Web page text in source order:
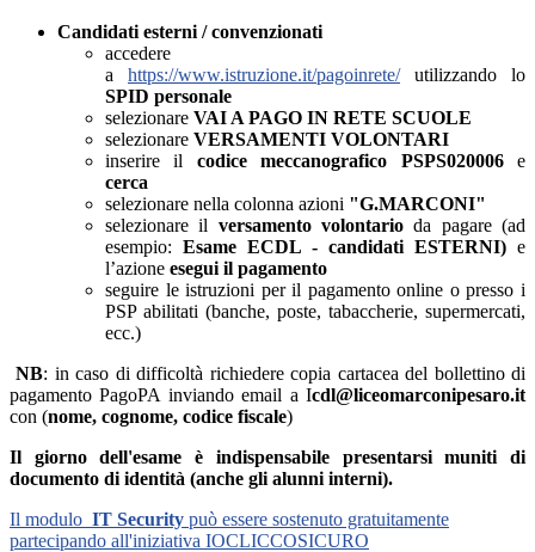
Candidati esterni / convenzionati
accedere
a https://www.istruzione.it/pagoinrete/utilizzando lo
SPID personale
selezionare VAI A PAGO IN RETE SCUOLE
selezionare VERSAMENTI VOLONTARI
inserire il codice meccanografico PSPS020006e
cerca
selezionare nella colonna azioni "G.MARCONI"
selezionare il versamento volontario da pagare (ad
esempio: Esame ECDL - candidati ESTERNI) e
l’azione esegui il pagamento
seguire le istruzioni per il pagamento online o presso i
PSP abilitati (banche, poste, tabaccherie, supermercati,
ecc.)
NB: in caso di difficoltà richiedere copia cartacea del bollettino di
pagamento PagoPA inviando email a Icdl@liceomarconipesaro.it
con (nome, cognome, codice fiscale)
Il giorno dell'esame è indispensabile presentarsi muniti di
documento di identità (anche gli alunni interni).
Il modulo IT Security può essere sostenuto gratuitamente
partecipando all'iniziativa IOCLICCOSICURO